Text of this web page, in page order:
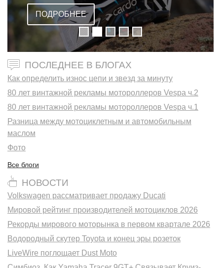
ПОДРОБНЕЕ
ПОСЛЕДНЕЕ В БЛОГАХ
Как определить износ цепи и звезд за минуту
80 лет винтажной рекламы мотороллеров Vespa ч.2
80 лет винтажной рекламы мотороллеров Vespa ч.1
Разница между мотоциклетным и автомобильным
маслом
Фото
Все блоги
НОВОСТИ
Volkswagen рассматривает продажу Ducati
Мировой рейтинг производителей мотоциклов 2026
Рекорды мирового моторынка в первом квартале 2026
Водородный скутер Toyota и конец эры розеток
LiveWire поглощает Dust Moto